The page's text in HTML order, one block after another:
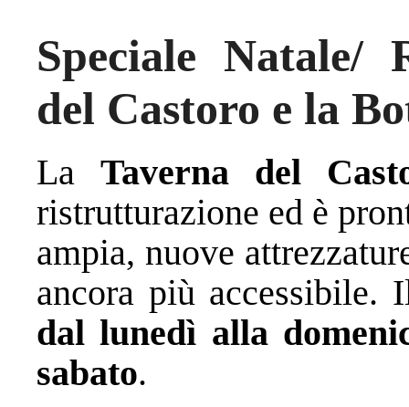
Speciale Natale/
del Castoro e la
LaTaverna del
ristrutturazione ed è
ampia, nuove
ancora più accessibile.
dal lunedì alla
sabato.